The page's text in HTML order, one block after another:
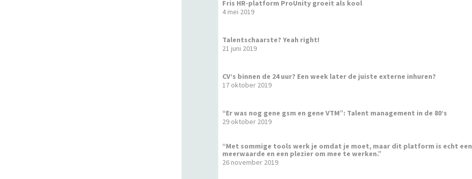
Fris HR-platform ProUnity groeit als kool
4 mei 2019
Talentschaarste? Yeah right!
21 juni 2019
CV’s binnen de 24 uur? Een week later de juiste externe inhuren?
17 oktober 2019
“Er was nog gene gsm en gene VTM”: Talent management in de 80’s
29 oktober 2019
“Met sommige tools werk je omdat je moet, maar dit platform is echt een
meerwaarde en een plezier om mee te werken.”
26 november 2019